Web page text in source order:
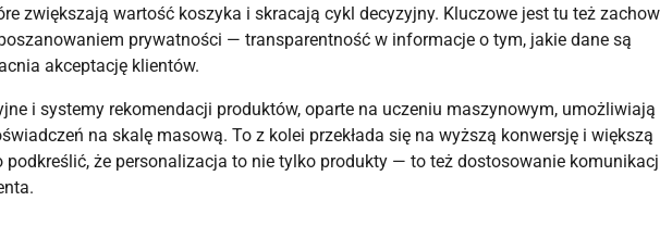
zwiększają wartość koszyka i skracają cykl decyzyjny. Kluczowe jest tu też
prywatności — transparentność w informacje o tym, jakie dane są
akceptację klientów.
i systemy rekomendacji produktów, oparte na uczeniu maszynowym, umożliwiają
na skalę masową. To z kolei przekłada się na wyższą konwersję i większą
podkreślić, że personalizacja to nie tylko produkty — to też dostosowanie